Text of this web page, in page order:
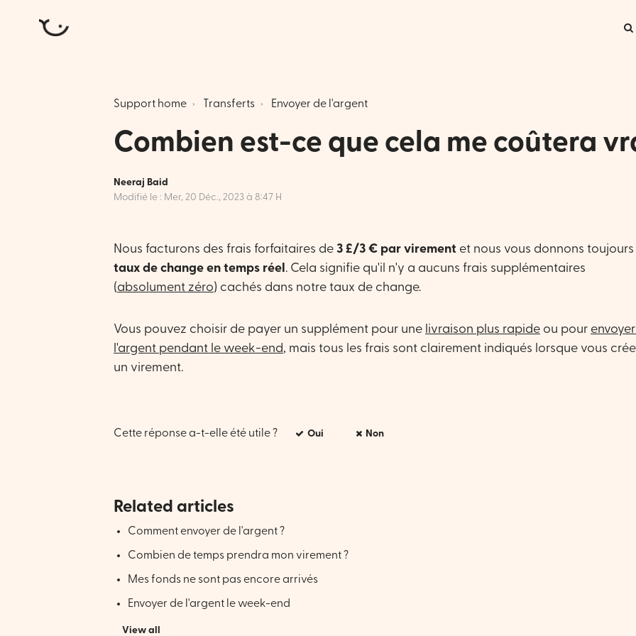
Support home Transferts Envoyer de l'argent
Combien est-ce que cela me coûtera
Neeraj Baid
Modifié le : Mer, 20 Déc., 2023 à 8:47 H
Nous facturons des frais forfaitaires de 3 £/3 € par virement et nous vous donnons toujours
taux de change en temps réel . Cela signifie qu'il n'y a aucuns frais supplémentaires
(absolument zéro) cachés dans notre taux de change.
Vous pouvez choisir de payer un supplément pour une livraison plus rapide ou pour
l'argent pendant le week-end, mais tous les frais sont clairement indiqués lorsque vous
un virement.
Cette réponse a-t-elle été utile ? Oui Non
Related articles
Comment envoyer de l'argent ?
Combien de temps prendra mon virement ?
Mes fonds ne sont pas encore arrivés
Envoyer de l'argent le week-end
View all